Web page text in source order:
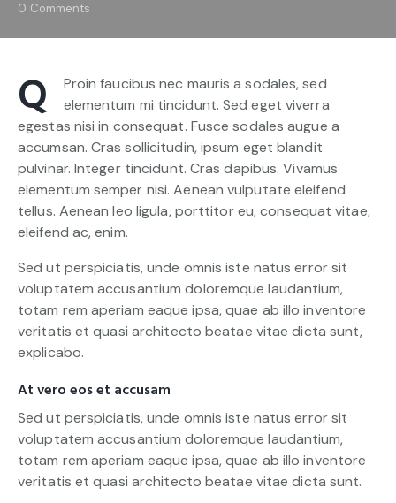
0 Comments
Q
Proin faucibus nec mauris a sodales, sed
elementum mi tincidunt. Sed eget viverra
egestas nisi in consequat. Fusce sodales augue a
accumsan. Cras sollicitudin, ipsum eget blandit
pulvinar. Integer tincidunt. Cras dapibus. Vivamus
elementum semper nisi. Aenean vulputate eleifend
tellus. Aenean leo ligula, porttitor eu, consequat vitae,
eleifend ac, enim.
Sed ut perspiciatis, unde omnis iste natus error sit
voluptatem accusantium doloremque laudantium,
totam rem aperiam eaque ipsa, quae ab illo inventore
veritatis et quasi architecto beatae vitae dicta sunt,
explicabo.
At vero eos et accusam
Sed ut perspiciatis, unde omnis iste natus error sit
voluptatem accusantium doloremque laudantium,
totam rem aperiam eaque ipsa, quae ab illo inventore
veritatis et quasi architecto beatae vitae dicta sunt.